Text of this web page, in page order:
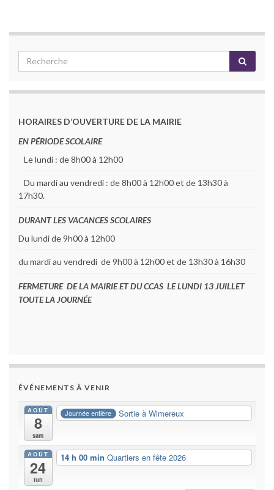
HORAIRES D’OUVERTURE DE LA MAIRIE
EN PÉRIODE SCOLAIRE
Le lundi : de 8h00 à 12h00
Du mardi au vendredi : de 8h00 à 12h00 et de 13h30 à
17h30.
DURANT LES VACANCES SCOLAIRES
Du lundi de 9h00 à 12h00
du mardi au vendredi de 9h00 à 12h00 et de 13h30 à 16h30
FERMETURE DE LA MAIRIE ET DU CCAS LE LUNDI 13 JUILLET
TOUTE LA JOURNÉE
ÉVÉNEMENTS À VENIR
AOÛT
8
sam
Journée entière Sortie à Wimereux
AOÛT
24
lun
14 h 00 min Quartiers en fête 2026